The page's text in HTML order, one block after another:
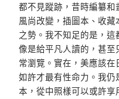
都不見蹤跡，昔時編纂和
風尚改變，插圖本、收
之勢。我不知足的是，這
像是給平凡人讀的，甚至
常瀏覽。實在，美應該
如許才最有性命力。我
本，從中照樣可以或許